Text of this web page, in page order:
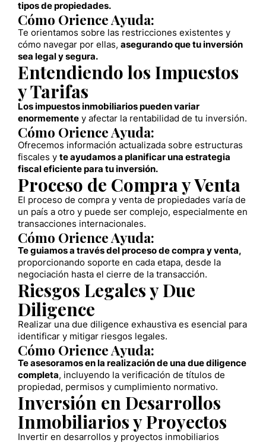
tipos de propiedades.
Cómo Orience Ayuda:
Te orientamos sobre las restricciones existentes y
cómo navegar por ellas, asegurando que tu inversión
sea legal y segura.
Entendiendo los Impuestos
y Tarifas
Los impuestos inmobiliarios pueden variar
enormemente y afectar la rentabilidad de tu inversión.
Cómo Orience Ayuda:
Ofrecemos información actualizada sobre estructuras
fiscales y te ayudamos a planificar una estrategia
fiscal eficiente para tu inversión.
Proceso de Compra y Venta
El proceso de compra y venta de propiedades varía de
un país a otro y puede ser complejo, especialmente en
transacciones internacionales.
Cómo Orience Ayuda:
Te guiamos a través del proceso de compra y venta,
proporcionando soporte en cada etapa, desde la
negociación hasta el cierre de la transacción.
Riesgos Legales y Due
Diligence
Realizar una due diligence exhaustiva es esencial para
identificar y mitigar riesgos legales.
Cómo Orience Ayuda:
Te asesoramos en la realización de una due diligence
completa, incluyendo la verificación de títulos de
propiedad, permisos y cumplimiento normativo.
Inversión en Desarrollos
Inmobiliarios y Proyectos
Invertir en desarrollos y proyectos inmobiliarios